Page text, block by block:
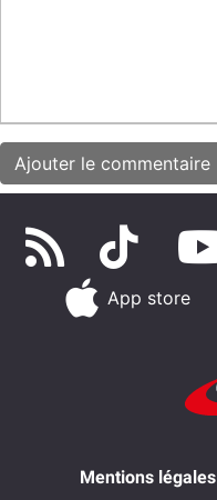
App store
Mentions légales